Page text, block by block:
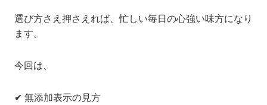
選び方さえ押さえれば、忙しい毎日の心強い味方になり
ます。
今回は、
✔ 無添加表示の見方